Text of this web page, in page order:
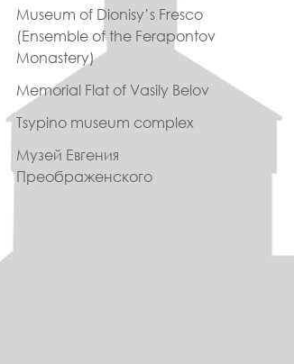
Museum of Dionisy’s Fresco
(Ensemble of the Ferapontov
Monastery)
Memorial Flat of Vasily Belov
Tsypino museum complex
Музей Евгения
Преображенского